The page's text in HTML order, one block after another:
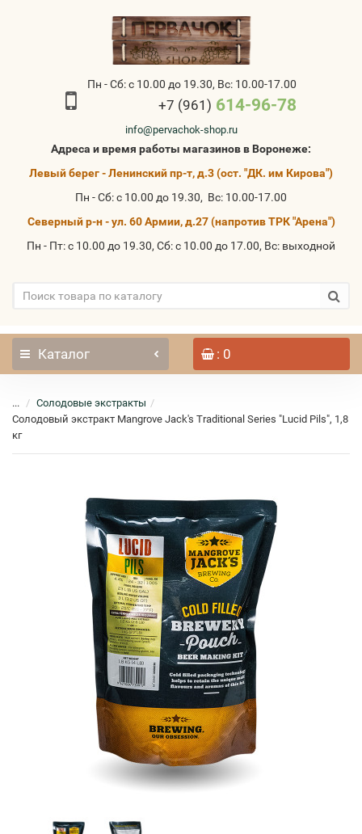
Пн - Сб: с 10.00 до 19.30, Вс: 10.00-17.00
+7 (961) 614-96-78
info@pervachok-shop.ru
Адреса и время работы магазинов в Воронеже:
Левый берег - Ленинский пр-т, д.3 (ост. "ДК. им Кирова")
Пн - Сб: с 10.00 до 19.30, Вс: 10.00-17.00
Северный р-н - ул. 60 Армии, д.27 (напротив ТРК "Арена")
Пн - Пт: с 10.00 до 19.30, Сб: с 10.00 до 17.00, Вс: выходной
Каталог : 0
...
Солодовые экстракты
Солодовый экстракт Mangrove Jack's Traditional Series "Lucid Pils", 1,8
кг